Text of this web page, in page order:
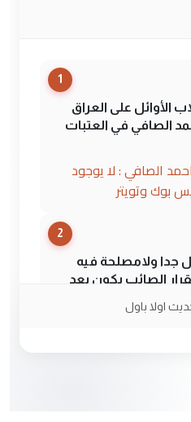
1
الأوائل على العراق
الصافي في العتبات
الصافي : لا يوجود
بوك وتويتر
2
جدا ولامصلحة فيه
الصائب يكون بعد
اولا باول